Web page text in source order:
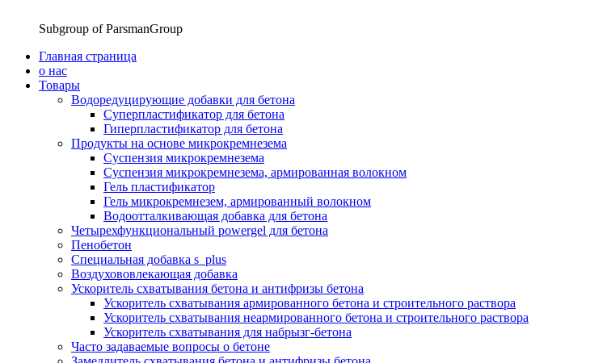
Subgroup of ParsmanGroup
Главная страница
о нас
Товары
Водоредуцирующие добавки для бетона
Суперпластификатор для бетона
Гиперпластификатор для бетона
Продукты на основе микрокремнезема
Суспензия микрокремнезема
Суспензия микрокремнезема, армированная волокном
Гель пластификатор
Гель микрокремнезем, армированный волокном
Водоотталкивающая добавка для бетона
Четырехфункциональный powergel для бетона
Пенобетон
Специальная добавка s_plus
Воздухововлекающая добавка
Ускоритель схватывания бетона и антифризы бетона
Ускоритель схватывания армированного бетона и строительного раствора
Ускоритель схватывания неармированного бетона и строительного раствора
Ускоритель схватывания для набрызг-бетона
Часто задаваемые вопросы о бетоне